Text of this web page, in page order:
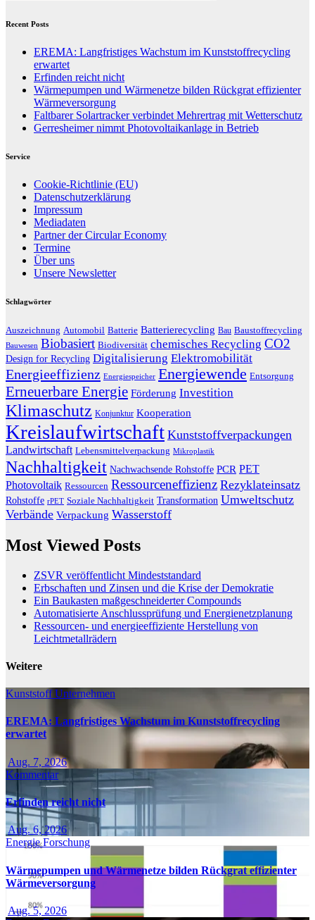
Recent Posts
EREMA: Langfristiges Wachstum im Kunststoffrecycling
erwartet
Erfinden reicht nicht
Wärmepumpen und Wärmenetze bilden Rückgrat effizienter
Wärmeversorgung
Faltbarer Solartracker verbindet Mehrertrag mit Wetterschutz
Gerresheimer nimmt Photovoltaikanlage in Betrieb
Service
Cookie-Richtlinie (EU)
Datenschutzerklärung
Impressum
Mediadaten
Partner der Circular Economy
Termine
Über uns
Unsere Newsletter
Schlagwörter
Auszeichnung Automobil Batterie Batterierecycling Bau Baustoffrecycling
Bauwesen Biobasiert Biodiversität chemisches Recycling CO2
Design for Recycling Digitalisierung Elektromobilität
Energieeffizienz Energiespeicher Energiewende Entsorgung
Erneuerbare Energie Förderung Investition
Klimaschutz Konjunktur Kooperation
Kreislaufwirtschaft Kunststoffverpackungen
Landwirtschaft Lebensmittelverpackung Mikroplastik
Nachhaltigkeit Nachwachsende Rohstoffe PCR PET
Photovoltaik Ressourcen Ressourceneffizienz Rezyklateinsatz
Rohstoffe rPET Soziale Nachhaltigkeit Transformation Umweltschutz
Verbände Verpackung Wasserstoff
Most Viewed Posts
ZSVR veröffentlicht Mindeststandard
Erbschaften und Zinsen und die Krise der Demokratie
Ein Baukasten maßgeschneiderter Compounds
Automatisierte Anschlussprüfung und Energienetzplanung
Ressourcen- und energieeffiziente Herstellung von
Leichtmetallrädern
Weitere
KunststoffUnternehmen
EREMA: Langfristiges Wachstum im Kunststoffrecycling
erwartet
Aug. 7, 2026
Kommentar
Erfinden reicht nicht
Aug. 6, 2026
EnergieForschung
Wärmepumpen und Wärmenetze bilden Rückgrat effizienter
Wärmeversorgung
Aug. 5, 2026